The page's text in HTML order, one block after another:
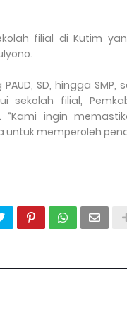
filial di Kutim
SD, hingga
sekolah filial,
“Kami ingin
memperoleh